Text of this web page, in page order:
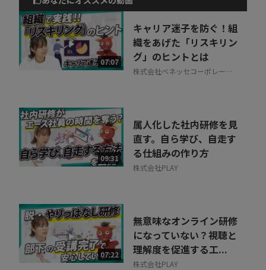
動画でご紹介しているサービスについて
お気軽にご相談・ご質問いただけます！
30秒でお申し込み可能
相談を希望する 無料
07:07
キャリア迷子を防ぐ！組
織をあげた「リスキリン
グ」のヒントとは
株式会社ベネッセコーポレーシ
09:31
属人化した社内研修を見
直す。自ら学び、自走す
る仕組みの作り方
株式会社PLAY
07:22
無意味なオンライン研修
になっていない？視聴と
理解度を促進する工...
株式会社PLAY